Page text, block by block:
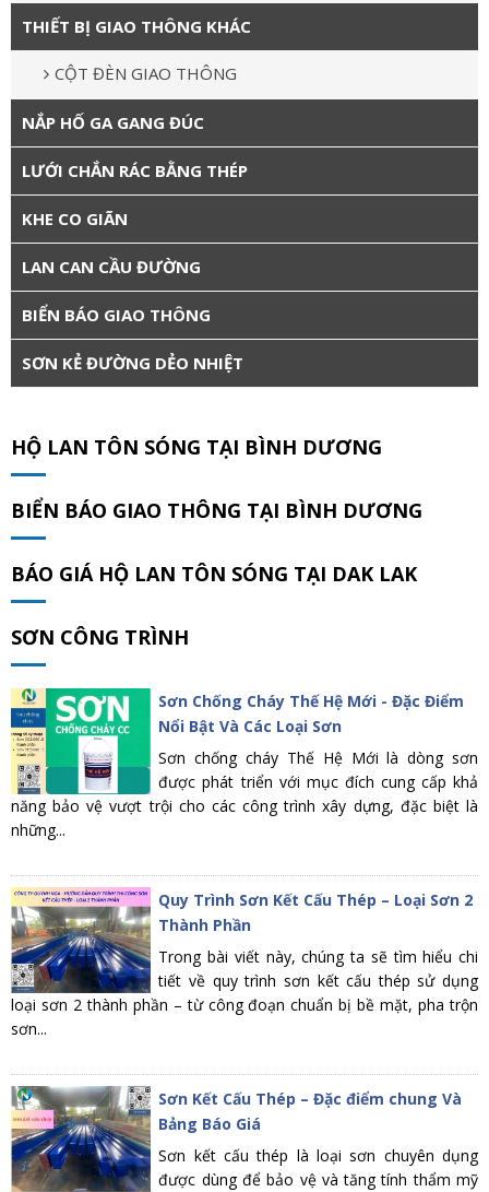
THIẾT BỊ GIAO THÔNG KHÁC
CỘT ĐÈN GIAO THÔNG
NẮP HỐ GA GANG ĐÚC
LƯỚI CHẮN RÁC BẰNG THÉP
KHE CO GIÃN
LAN CAN CẦU ĐƯỜNG
BIỂN BÁO GIAO THÔNG
SƠN KẺ ĐƯỜNG DẺO NHIỆT
HỘ LAN TÔN SÓNG TẠI BÌNH DƯƠNG
BIỂN BÁO GIAO THÔNG TẠI BÌNH DƯƠNG
BÁO GIÁ HỘ LAN TÔN SÓNG TẠI DAK LAK
SƠN CÔNG TRÌNH
Sơn Chống Cháy Thế Hệ Mới - Đặc Điểm
Nổi Bật Và Các Loại Sơn
Sơn chống cháy Thế Hệ Mới là dòng sơn
được phát triển với mục đích cung cấp khả
năng bảo vệ vượt trội cho các công trình xây dựng, đặc biệt là
những...
Quy Trình Sơn Kết Cấu Thép – Loại Sơn 2
Thành Phần
Trong bài viết này, chúng ta sẽ tìm hiểu chi
tiết về quy trình sơn kết cấu thép sử dụng
loại sơn 2 thành phần – từ công đoạn chuẩn bị bề mặt, pha trộn
sơn...
Sơn Kết Cấu Thép – Đặc điểm chung Và
Bảng Báo Giá
Sơn kết cấu thép là loại sơn chuyên dụng
được dùng để bảo vệ và tăng tính thẩm mỹ